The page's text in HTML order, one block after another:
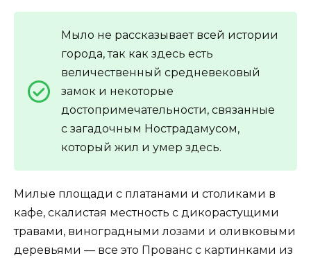
Мыло не рассказывает всей истории
города, так как здесь есть
величественный средневековый
замок и некоторые
достопримечательности, связанные
с загадочным Нострадамусом,
который жил и умер здесь.
Милые площади с платанами и столиками в
кафе, скалистая местность с дикорастущими
травами, виноградными лозами и оливковыми
деревьями — все это Прованс с картинками из